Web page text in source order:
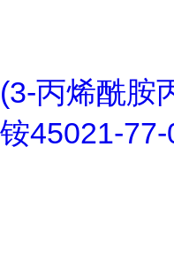
(3-丙烯酰胺
铵45021-77-